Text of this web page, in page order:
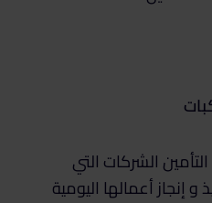
الشركات التي
إنجاز أعمالها اليومية